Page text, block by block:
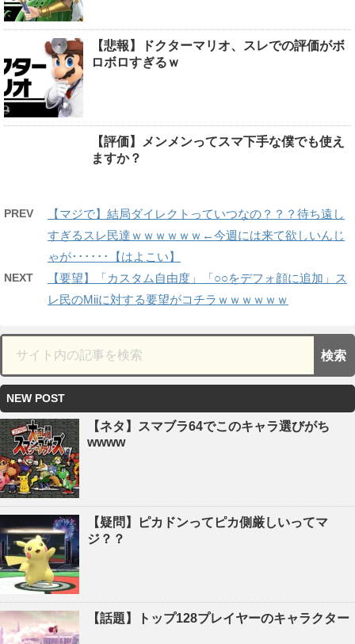
【悲報】ドクターマリオ、スレでの評価がボ
ロボロすぎるｗ
【評価】メンメンってスマ下手な僕でも使え
ますか？
PREV
【マジで】結局ダイレクトっていつなの？？？待ち遠し
すぎるスレ民達ｗｗｗｗｗｗ←今週には来て欲しいんじ
ゃが･･････【はよこい】
NEXT
【要望】「カスタム自由度」「○○をデフォ顔に追加」ス
レ民のMiiに対する要望がコチラｗｗｗｗｗｗ
NEW POST
【ネタ】スマブラ64でこのキャラ選びがち
wwww
【疑問】ピカドンってピカ側厳しいってマ
ジ？？
【話題】トップ128プレイヤーのキャラクター